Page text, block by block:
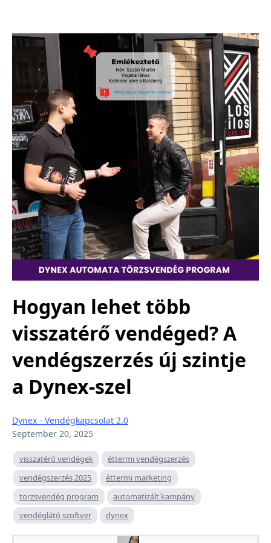
Hogyan lehet több
visszatérő vendéged? A
vendégszerzés új szintje
a Dynex-szel
Dynex - Vendégkapcsolat 2.0
September 20, 2025
visszatérő vendégek
éttermi vendégszerzés
vendégszerzés 2025
éttermi marketing
törzsvendég program
automatizált kampány
vendéglátó szoftver
dynex